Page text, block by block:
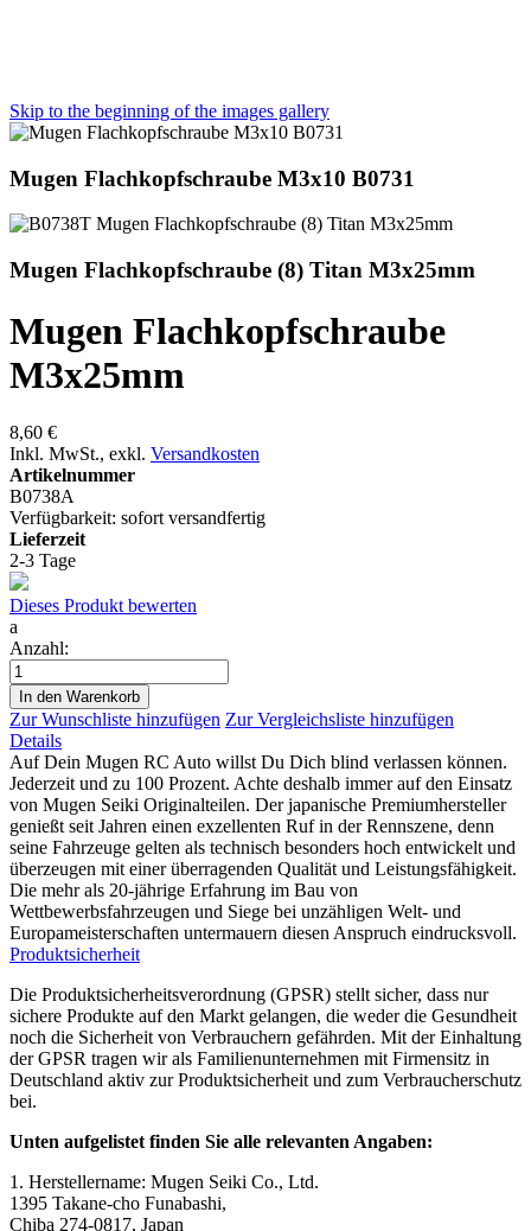
Skip to the beginning of the images gallery
Mugen Flachkopfschraube M3x10 B0731
Mugen Flachkopfschraube (8) Titan M3x25mm
Mugen Flachkopfschraube
M3x25mm
8,60 €
Inkl. MwSt., exkl. Versandkosten
Artikelnummer
B0738A
Verfügbarkeit: sofort versandfertig
Lieferzeit
2-3 Tage
Dieses Produkt bewerten
a
Anzahl:
In den Warenkorb
Zur Wunschliste hinzufügen Zur Vergleichsliste hinzufügen
Details
Auf Dein Mugen RC Auto willst Du Dich blind verlassen können.
Jederzeit und zu 100 Prozent. Achte deshalb immer auf den Einsatz
von Mugen Seiki Originalteilen. Der japanische Premiumhersteller
genießt seit Jahren einen exzellenten Ruf in der Rennszene, denn
seine Fahrzeuge gelten als technisch besonders hoch entwickelt und
überzeugen mit einer überragenden Qualität und Leistungsfähigkeit.
Die mehr als 20-jährige Erfahrung im Bau von
Wettbewerbsfahrzeugen und Siege bei unzähligen Welt- und
Europameisterschaften untermauern diesen Anspruch eindrucksvoll.
Produktsicherheit
Die Produktsicherheitsverordnung (GPSR) stellt sicher, dass nur
sichere Produkte auf den Markt gelangen, die weder die Gesundheit
noch die Sicherheit von Verbrauchern gefährden. Mit der Einhaltung
der GPSR tragen wir als Familienunternehmen mit Firmensitz in
Deutschland aktiv zur Produktsicherheit und zum Verbraucherschutz
bei.
Unten aufgelistet finden Sie alle relevanten Angaben:
1. Herstellername: Mugen Seiki Co., Ltd.
1395 Takane-cho Funabashi,
Chiba 274-0817, Japan